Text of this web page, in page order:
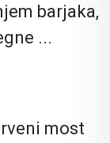
barjaka,
...
most